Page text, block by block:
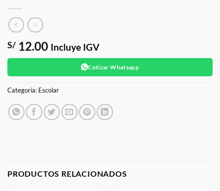
S/ 12.00 Incluye IGV
Cotizar Whatsapp
Categoría: Escolar
PRODUCTOS RELACIONADOS